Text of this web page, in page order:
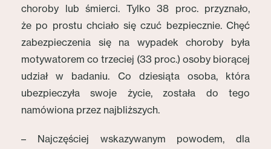
choroby lub śmierci. Tylko 38 proc. przyznało,
że po prostu chciało się czuć bezpiecznie. Chęć
zabezpieczenia się na wypadek choroby była
motywatorem co trzeciej (33 proc.) osoby biorącej
udział w badaniu. Co dziesiąta osoba, która
ubezpieczyła swoje życie, została do tego
namówiona przez najbliższych.
– Najczęściej wskazywanym powodem, dla